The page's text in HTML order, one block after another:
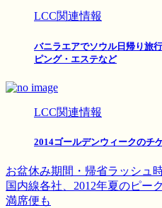
LCC関連情報
バニラエアでソウル日帰り旅
ピング・エステなど
LCC関連情報
2014ゴールデンウィークのチ
お盆休み期間・帰省ラッシュ
国内線各社、2012年夏のピー
満席便も